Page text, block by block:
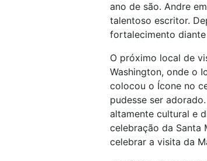
ano de são. Andre
talentoso escritor.
fortalecimento
O próximo local de
Washington, onde o
colocou o Ícone no
pudesse ser
altamente cultural e
celebração da Santa
celebrar a visita da